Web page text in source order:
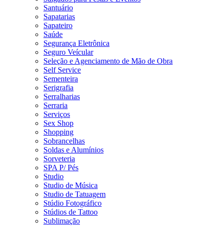
Santuário
Sapatarias
Sapateiro
Saúde
Segurança Eletrônica
Seguro Veícular
Seleção e Agenciamento de Mão de Obra
Self Service
Sementeira
Serigrafia
Serralharias
Serraria
Serviços
Sex Shop
Shopping
Sobrancelhas
Soldas e Alumínios
Sorveteria
SPA P/ Pés
Studio
Studio de Música
Studio de Tatuagem
Stúdio Fotográfico
Stúdios de Tattoo
Sublimação